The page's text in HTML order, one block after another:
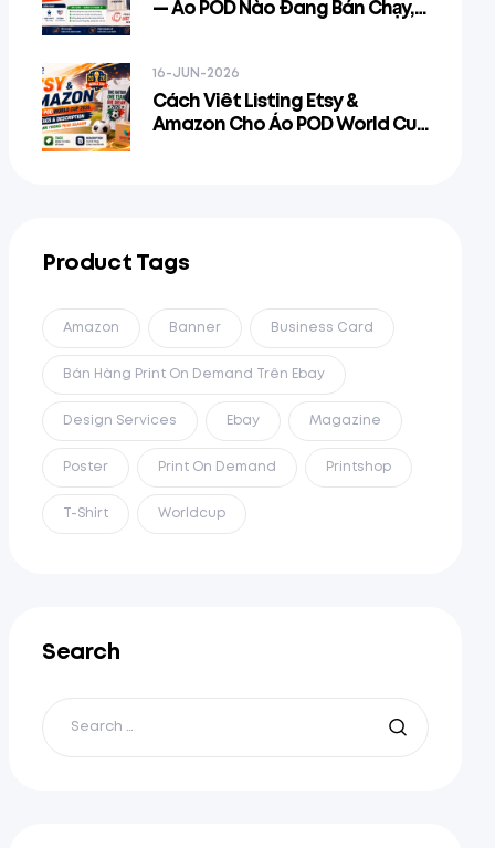
— Áo POD Nào Đang Bán Chạy,
16-JUN-2026
Cách Viết Listing Etsy &
Amazon Cho Áo POD World Cup
Product Tags
Amazon Banner Business Card
Bán Hàng Print On Demand Trên Ebay
Design Services Ebay Magazine
Poster Print On Demand Printshop
T-Shirt Worldcup
Search